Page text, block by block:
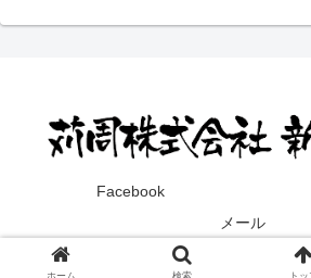
Facebook
メール
© 2020 苅周株式会社 新
ホーム 検索 トッ